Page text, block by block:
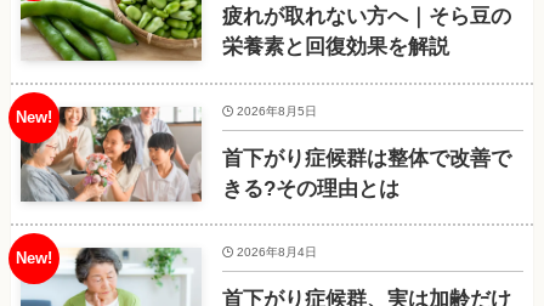
疲れが取れない方へ｜そら豆の
栄養素と回復効果を解説
首下がり症候群は整体で改善で
きる?その理由とは
2026年8月5日
首下がり症候群、実は加齢だけ
2026年8月4日